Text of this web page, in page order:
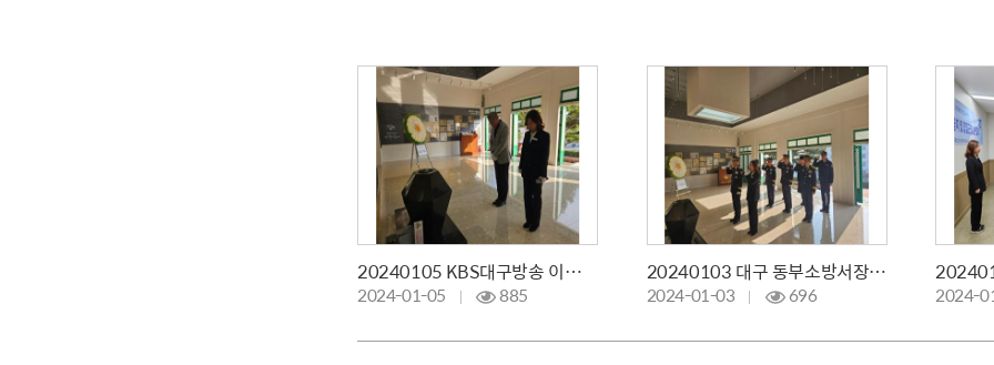
20240105 KBS대구방송 이동채 총국장 참배
2024-01-05 885
20240103 대구 동부소방서장 신년참배
2024-01-03 696 2024-